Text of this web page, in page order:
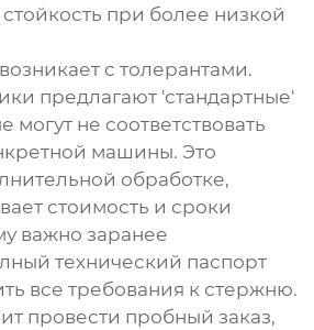
при более низкой
с толерантами.
предлагают 'стандартные'
могут не соответствовать
машины. Это
обработке,
стоимость и сроки
важно заранее
технический паспорт
все требования к стержню.
провести пробный заказ,